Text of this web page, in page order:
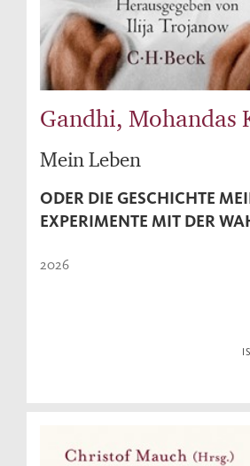
Gandhi, Mohandas
Mein Leben
ODER DIE GESCHICHTE
EXPERIMENTE MIT DER
2026